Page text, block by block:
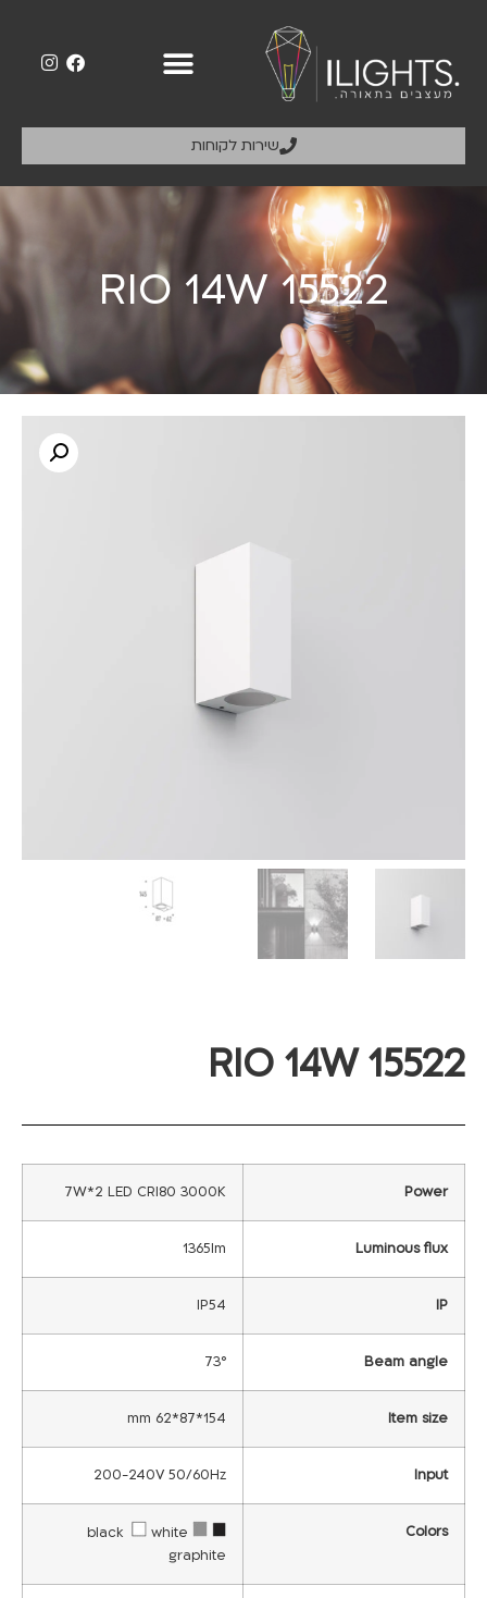
שירות לקוחות
RIO 14W 15522
RIO 14W 15522
Power
7W*2 LED CRI80 3000K
Luminous flux
1365lm
IP
IP54
Beam angle
73°
Item size
154*87*62 mm
Input
200-240V 50/60Hz
Colors
white
graphite